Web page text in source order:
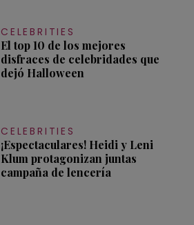
CELEBRITIES
El top 10 de los mejores
disfraces de celebridades que
dejó Halloween
CELEBRITIES
¡Espectaculares! Heidi y Leni
Klum protagonizan juntas
campaña de lencería